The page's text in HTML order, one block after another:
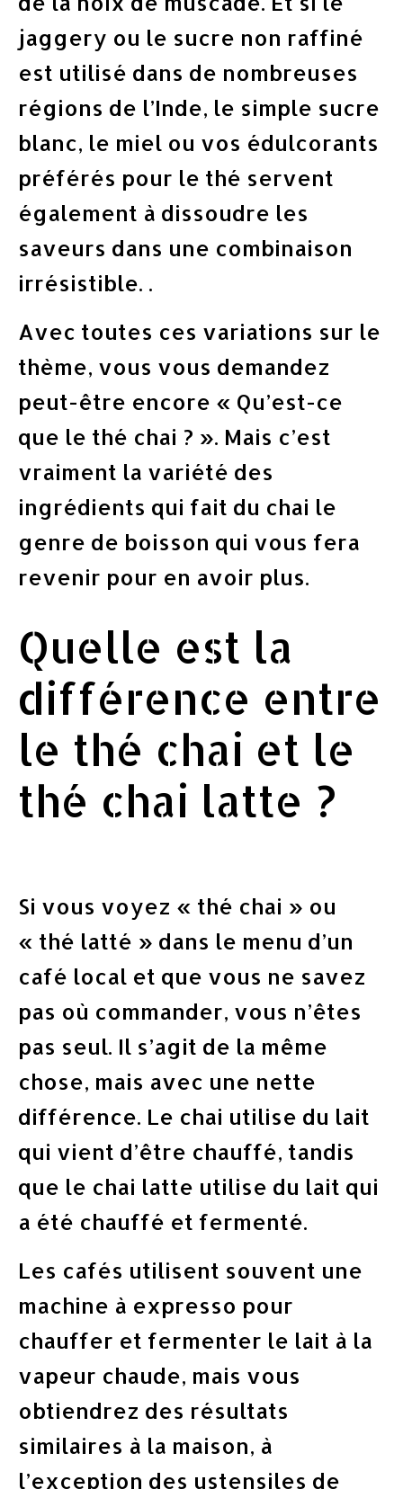
jaggery ou le sucre non raffiné
est utilisé dans de nombreuses
régions de l’Inde, le simple sucre
blanc, le miel ou vos édulcorants
préférés pour le thé servent
également à dissoudre les
saveurs dans une combinaison
irrésistible. .
Avec toutes ces variations sur le
thème, vous vous demandez
peut-être encore « Qu’est-ce
que le thé chai ? ». Mais c’est
vraiment la variété des
ingrédients qui fait du chai le
genre de boisson qui vous fera
revenir pour en avoir plus.
Quelle est la
différence entre
le thé chai et le
thé chai latte ?
Si vous voyez « thé chai » ou
« thé latté » dans le menu d’un
café local et que vous ne savez
pas où commander, vous n’êtes
pas seul. Il s’agit de la même
chose, mais avec une nette
différence. Le chai utilise du lait
qui vient d’être chauffé, tandis
que le chai latte utilise du lait qui
a été chauffé et fermenté.
Les cafés utilisent souvent une
machine à expresso pour
chauffer et fermenter le lait à la
vapeur chaude, mais vous
obtiendrez des résultats
similaires à la maison, à
l’exception des ustensiles de